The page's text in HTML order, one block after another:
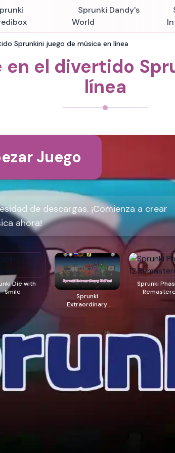
Sprunki Dandy's
World
Sprunkini juego de música en línea
el divertido
línea
Juego
de descargas. ¡Comienza a crear
ahora!
Die with
Smile
Sprunki
Extraordinary
Sprunki